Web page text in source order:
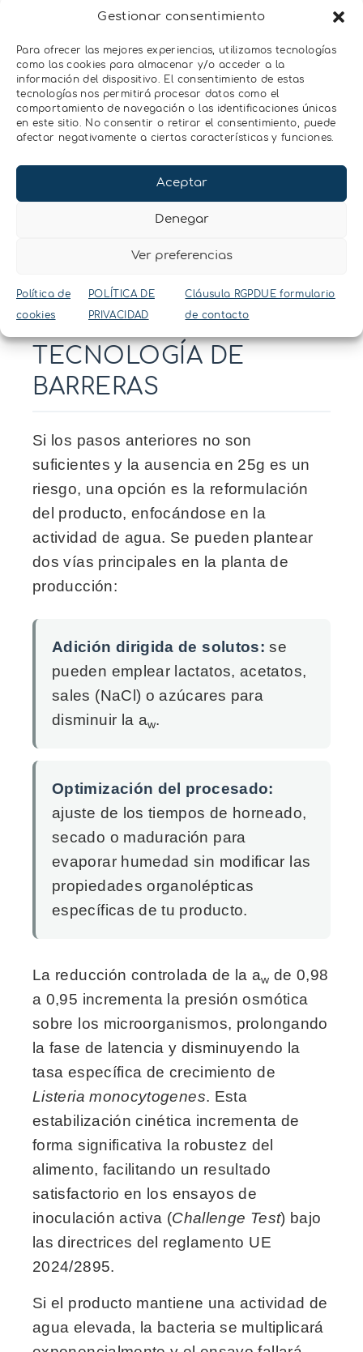
Gestionar consentimiento
Para ofrecer las mejores experiencias, utilizamos tecnologías
como las cookies para almacenar y/o acceder a la
información del dispositivo. El consentimiento de estas
tecnologías nos permitirá procesar datos como el
comportamiento de navegación o las identificaciones únicas
en este sitio. No consentir o retirar el consentimiento, puede
afectar negativamente a ciertas características y funciones.
Aceptar
Denegar
Ver preferencias
Política de
cookies
POLÍTICA DE
PRIVACIDAD
Cláusula RGPDUE formulario
de contacto
Si al introducir los datos reales de a
software demuestra que la población de
Listeria no incrementará más de 0,5
log10 a lo largo de toda su vida
comercial, dispondrás de demostración
límite seguirá siendo de 100 ufc/g,
atendiendo al reglamento UE 2024/2895.
REFORMULACIÓN
MEDIANTE LA
TECNOLOGÍA DE
BARRERAS
Si los pasos anteriores no son
suficientes y la ausencia en 25g es un
riesgo, una opción es la reformulación
del producto, enfocándose en la
actividad de agua. Se pueden plantear
dos vías principales en la planta de
producción:
Adición dirigida de solutos: se
pueden emplear lactatos, acetatos,
sales (NaCl) o azúcares para
disminuir la aw.
Optimización del procesado:
ajuste de los tiempos de horneado,
secado o maduración para
evaporar humedad sin modificar las
propiedades organolépticas
específicas de tu producto.
La reducción controlada de la aw de 0,98
a 0,95 incrementa la presión osmótica
sobre los microorganismos, prolongando
la fase de latencia y disminuyendo la
tasa específica de crecimiento de
Listeria monocytogenes. Esta
estabilización cinética incrementa de
forma significativa la robustez del
alimento, facilitando un resultado
satisfactorio en los ensayos de
inoculación activa (Challenge Test) bajo
las directrices del reglamento UE
2024/2895.
Si el producto mantiene una actividad de
agua elevada, la bacteria se multiplicará